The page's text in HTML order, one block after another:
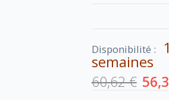
Disponibilité :
semaines
60,62 €